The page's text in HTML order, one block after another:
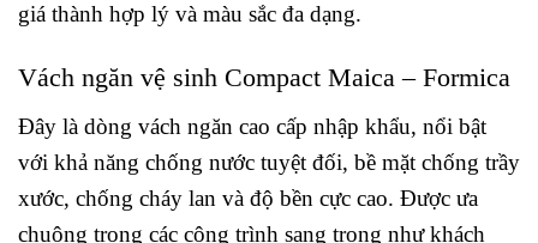
giá thành hợp lý và màu sắc đa dạng.
Vách ngăn vệ sinh Compact Maica – Formica
Đây là dòng vách ngăn cao cấp nhập khẩu, nổi bật
với khả năng chống nước tuyệt đối, bề mặt chống trầy
xước, chống cháy lan và độ bền cực cao. Được ưa
chuộng trong các công trình sang trọng như khách